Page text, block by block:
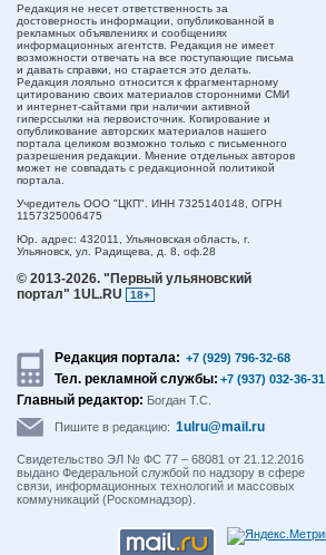
Редакция не несет ответственность за
достоверность информации, опубликованной в
рекламных объявлениях и сообщениях
информационных агентств. Редакция не имеет
возможности отвечать на все поступающие письма
и давать справки, но старается это делать.
Редакция лояльно относится к фрагментарному
цитированию своих материалов сторонними СМИ
и интернет-сайтами при наличии активной
гиперссылки на первоисточник. Копирование и
опубликование авторских материалов нашего
портала целиком возможно только с письменного
разрешения редакции. Мнение отдельных авторов
может не совпадать с редакционной политикой
портала.
Учредитель ООО "ЦКП". ИНН 7325140148, ОГРН
1157325006475
Юр. адрес: 432011, Ульяновская область, г.
Ульяновск, ул. Радищева, д. 8, оф.28
© 2013-2026. "Первый ульяновский
портал" 1UL.RU
18+
Редакция портала: +7 (929) 796-32-68
Тел. рекламной службы: +7 (937) 032-36-31
Главный редактор: Богдан Т.С.
Пишите в редакцию: 1ulru@mail.ru
Свидетельство ЭЛ № ФС 77 – 68081 от 21.12.2016
выдано Федеральной службой по надзору в сфере
связи, информационных технологий и массовых
коммуникаций (Роскомнадзор).